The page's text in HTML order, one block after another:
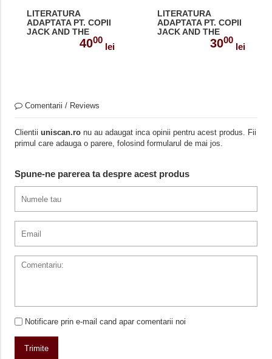
LITERATURA
ADAPTATA PT. COPII
JACK AND THE
BEANSTALK DVD
978-1-84862-405-4
4000
lei
LITERATURA
ADAPTATA PT. COPII
JACK AND THE
BEANSTALK 978-1-
3000
lei
Comentarii / Reviews
Clientii uniscan.ronu au adaugat inca opinii pentru acest produs. Fii
primul care adauga o parere, folosind formularul de mai jos.
Spune-ne parerea ta despre acest produs
Notificare prin e-mail cand apar comentarii noi
Trimite